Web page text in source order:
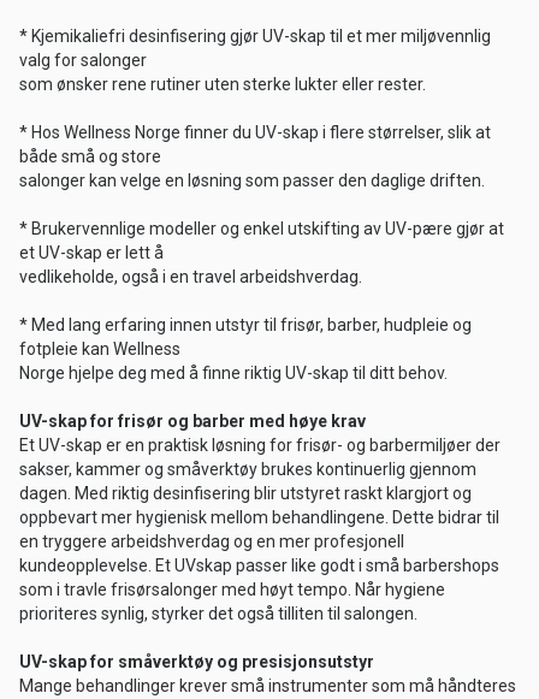
* Kjemikaliefri desinfisering gjør UV-skap til et mer miljøvennlig
valg for salonger
som ønsker rene rutiner uten sterke lukter eller rester.
* Hos Wellness Norge finner du UV-skap i flere størrelser, slik at
både små og store
salonger kan velge en løsning som passer den daglige driften.
* Brukervennlige modeller og enkel utskifting av UV-pære gjør at
et UV-skap er lett å
vedlikeholde, også i en travel arbeidshverdag.
* Med lang erfaring innen utstyr til frisør, barber, hudpleie og
fotpleie kan Wellness
Norge hjelpe deg med å finne riktig UV-skap til ditt behov.
UV-skap for frisør og barber med høye krav
Et UV-skap er en praktisk løsning for frisør- og barbermiljøer der
sakser, kammer og småverktøy brukes kontinuerlig gjennom
dagen. Med riktig desinfisering blir utstyret raskt klargjort og
oppbevart mer hygienisk mellom behandlingene. Dette bidrar til
en tryggere arbeidshverdag og en mer profesjonell
kundeopplevelse. Et UVskap passer like godt i små barbershops
som i travle frisørsalonger med høyt tempo. Når hygiene
prioriteres synlig, styrker det også tilliten til salongen.
UV-skap for småverktøy og presisjonsutstyr
Mange behandlinger krever små instrumenter som må håndteres